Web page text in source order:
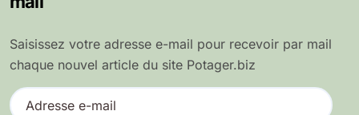
Saisissez votre adresse e-mail pour recevoir par mail
chaque nouvel article du site Potager.biz
A